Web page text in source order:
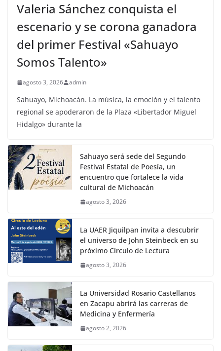
Valeria Sánchez conquista el
escenario y se corona ganadora
del primer Festival «Sahuayo
Somos Talento»
agosto 3, 2026 admin
Sahuayo, Michoacán. La música, la emoción y el talento
regional se apoderaron de la Plaza «Libertador Miguel
Hidalgo» durante la
Sahuayo será sede del Segundo
Festival Estatal de Poesía, un
encuentro que fortalece la vida
cultural de Michoacán
agosto 3, 2026
La UAER Jiquilpan invita a descubrir
el universo de John Steinbeck en su
próximo Círculo de Lectura
agosto 3, 2026
La Universidad Rosario Castellanos
en Zacapu abrirá las carreras de
Medicina y Enfermería
agosto 2, 2026